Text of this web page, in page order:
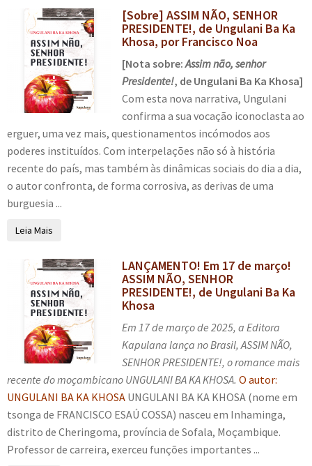
i
r
e
n
u
d
e
s
c
e
n
t
e
n
d
u
d
e
n
e
p
a
n
i
r
e
e
n
e
Newsletters
Notícias
Artigos
Entrevistas
Eventos
Fotos
x
p
a
d
i
r
m
e
n
u
d
Fale conosco
E
x
a
n
d
i
r
m
e
n
Meu cadastro
[Sobre] ASSIM NÃO, SENHOR
PRESIDENTE!, de Ungulani Ba Ka
Khosa, por Francisco Noa
[Nota sobre:Assim não, senhor
Presidente!, de Ungulani Ba Ka Khosa]
Com esta nova narrativa, Ungulani
confirma a sua vocação iconoclasta ao
erguer, uma vez mais, questionamentos incómodos aos
poderes instituídos. Com interpelações não só à história
recente do país, mas também às dinâmicas sociais do dia a dia,
o autor confronta, de forma corrosiva, as derivas de uma
burguesia ...
Leia Mais
LANÇAMENTO! Em 17 de março!
ASSIM NÃO, SENHOR
PRESIDENTE!, de Ungulani Ba Ka
Khosa
Em 17 de março de 2025, a Editora
Kapulana lança no Brasil, ASSIM NÃO,
SENHOR PRESIDENTE!, o romance mais
recente do moçambicano UNGULANI BA KA KHOSA. O autor:
UNGULANI BA KA KHOSA UNGULANI BA KA KHOSA (nome em
tsonga de FRANCISCO ESAÚ COSSA) nasceu em Inhaminga,
distrito de Cheringoma, província de Sofala, Moçambique.
Professor de carreira, exerceu funções importantes ...